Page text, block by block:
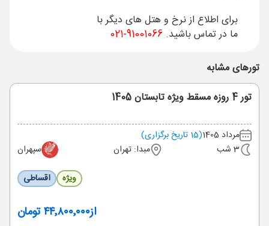
برای اطلاع از نرخ و هتل های دیگر با
ما در تماس باشید. 91001066-021
تورهای مشابه
تور 4 روزه مسقط ویژه تابستان 1405
مرداد 1405
(15 تاریخ برگزاری)
3 شب
مبدا: تهران
سپهران
ویژه
اقساطی
از۴۴٬۸۰۰٬۰۰۰ تومان